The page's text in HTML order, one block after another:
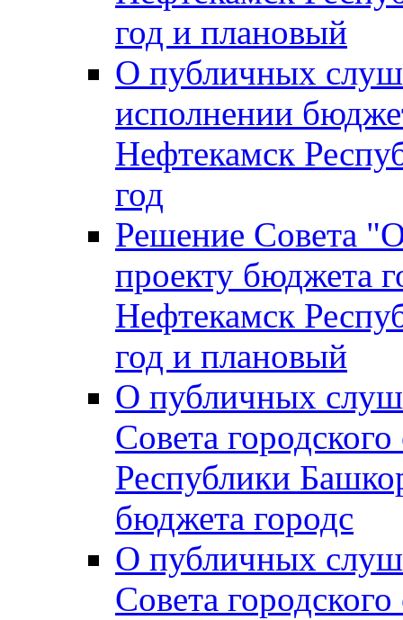
год и плановый
О публичных
исполнении
Нефтекамск
год
Решение Совета
проекту бюджета
Нефтекамск
год и плановый
О публичных
Совета
Республики
бюджета городс
О публичных
Совета